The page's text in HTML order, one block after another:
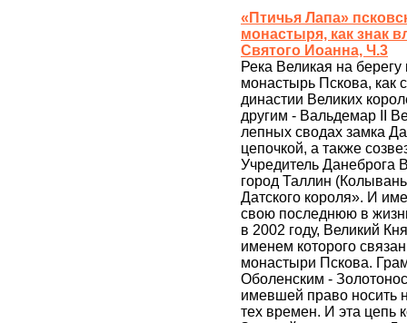
«Птичья Лапа»
монастыря, как знак
Святого Иоанна, Ч.3
Река Великая на
монастырь Пскова, как
династии Великих
другим - Вальдемар II
лепных сводах замка
цепочкой, а также
Учредитель Данеброга
город Таллин
Датского короля». И
свою последнюю в
в 2002 году, Великий
именем которого
монастыри Пскова.
Оболенским -
имевшей право носить
тех времен. И эта цепь